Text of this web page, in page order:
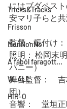
Tricks&Tracks
Frisson
MenNonNo
A fából faragott...
W_ALL
HIR-O
にはブダペス
安マリ子らと共
監督・振付け
照明： 松岡末
パニー）
舞台監督：　
団）
音響：　堂垣正